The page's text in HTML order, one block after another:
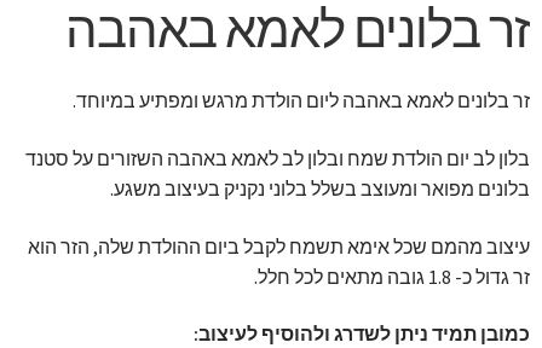
זר בלונים לאמא באהבה
זר בלונים לאמא באהבה ליום הולדת מרגש ומפתיע במיוחד.
בלון לב יום הולדת שמח ובלון לב לאמא באהבה השזורים על סטנד
בלונים מפואר ומעוצב בשלל בלוני נקניק בעיצוב משגע.
עיצוב מהמם שכל אימא תשמח לקבל ביום ההולדת שלה, הזר הוא
זר גדול כ- 1.8 גובה מתאים לכל חלל.
כמובן תמיד ניתן לשדרג ולהוסיף לעיצוב: